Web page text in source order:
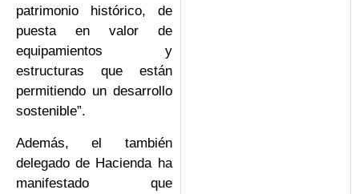
patrimonio histórico, de
puesta en valor de
equipamientos y
estructuras que están
permitiendo un desarrollo
sostenible”.
Además, el también
delegado de Hacienda ha
manifestado que